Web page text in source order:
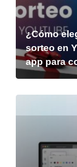
¿Cómo
sorteo en
app para